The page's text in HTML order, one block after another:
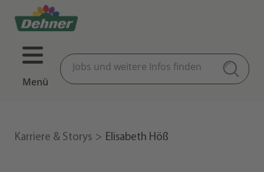
Menü
Karriere & Storys Elisabeth Höß